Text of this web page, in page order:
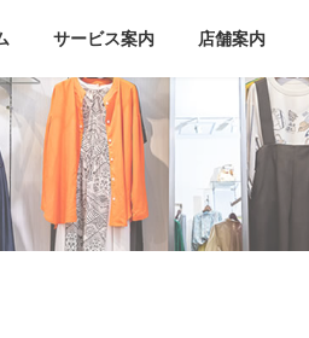
サービス案内 店舗案内